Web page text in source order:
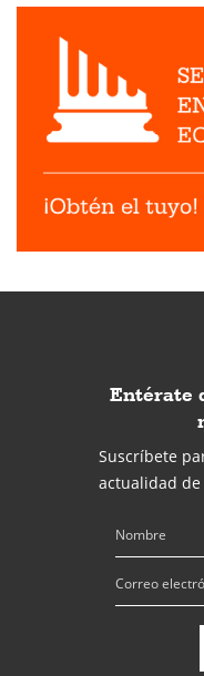
Entérate
Suscríbete
actualidad